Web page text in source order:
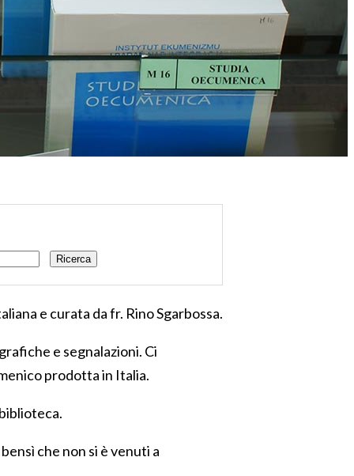
Ricerca
e curata da fr. Rino Sgarbossa.
e segnalazioni. Ci
prodotta in Italia.
che non si è venuti a